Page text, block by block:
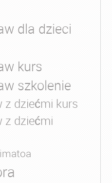
dla dzieci
kurs
szkolenie
z dziećmi kurs
z dziećmi